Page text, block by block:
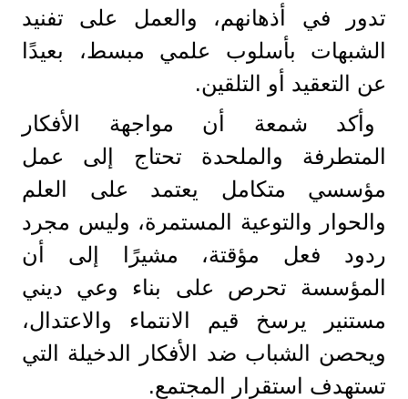
تدور في أذهانهم، والعمل على تفنيد
الشبهات بأسلوب علمي مبسط، بعيدًا
عن التعقيد أو التلقين.
وأكد شمعة أن مواجهة الأفكار
المتطرفة والملحدة تحتاج إلى عمل
مؤسسي متكامل يعتمد على العلم
والحوار والتوعية المستمرة، وليس مجرد
ردود فعل مؤقتة، مشيرًا إلى أن
المؤسسة تحرص على بناء وعي ديني
مستنير يرسخ قيم الانتماء والاعتدال،
ويحصن الشباب ضد الأفكار الدخيلة التي
تستهدف استقرار المجتمع.